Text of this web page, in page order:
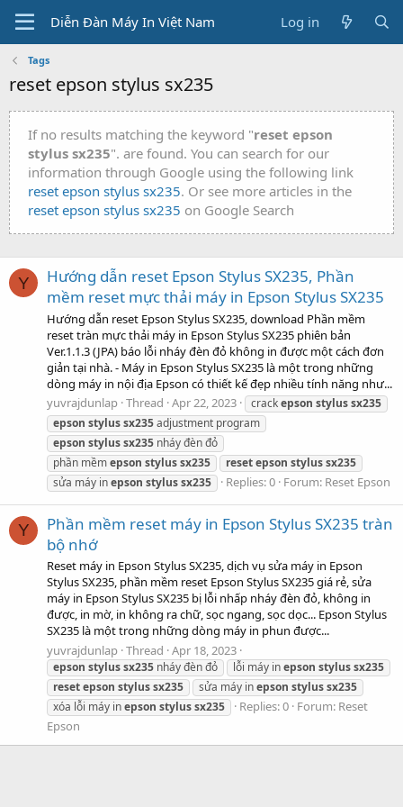
Diễn Đàn Máy In Việt Nam Log in
Tags
reset epson stylus sx235
If no results matching the keyword "reset epson
stylus sx235". are found. You can search for our
information through Google using the following link
reset epson stylus sx235. Or see more articles in the
reset epson stylus sx235 on Google Search
Y
Hướng dẫn reset Epson Stylus SX235, Phần
mềm reset mực thải máy in Epson Stylus SX235
Hướng dẫn reset Epson Stylus SX235, download Phần mềm
reset tràn mực thải máy in Epson Stylus SX235 phiên bản
Ver.1.1.3 (JPA) báo lỗi nháy đèn đỏ không in được một cách đơn
giản tại nhà. - Máy in Epson Stylus SX235 là một trong những
dòng máy in nội địa Epson có thiết kế đẹp nhiều tính năng như...
yuvrajdunlap Thread Apr 22, 2023 crackepson stylussx235
epson stylussx235adjustment program
epson stylussx235 nháy đèn đỏ
phần mềmepson stylussx235 resetepson stylussx235
sửa máy inepson stylussx235 Replies: 0 Forum: Reset Epson
Y
Phần mềm reset máy in Epson Stylus SX235 tràn
bộ nhớ
Reset máy in Epson Stylus SX235, dịch vụ sửa máy in Epson
Stylus SX235, phần mềm reset Epson Stylus SX235 giá rẻ, sửa
máy in Epson Stylus SX235 bị lỗi nhấp nháy đèn đỏ, không in
được, in mờ, in không ra chữ, sọc ngang, sọc dọc... Epson Stylus
SX235 là một trong những dòng máy in phun được...
yuvrajdunlap Thread Apr 18, 2023
epson stylussx235 nháy đèn đỏ lỗi máy inepson stylussx235
resetepson stylussx235 sửa máy inepson stylussx235
xóa lỗi máy inepson stylussx235 Replies: 0 Forum: Reset
Epson